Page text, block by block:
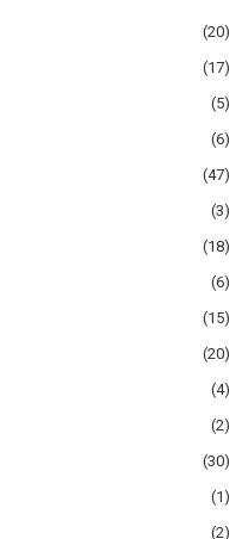
(20)
(17)
(5)
(6)
(47)
(3)
(18)
(6)
(15)
(20)
(4)
(2)
(30)
(1)
(2)